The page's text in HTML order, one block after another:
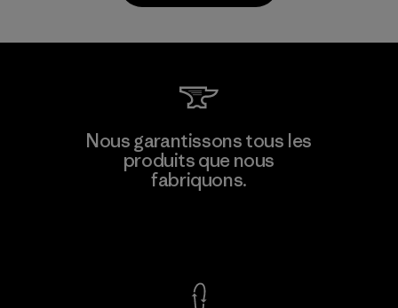
Li Peng Enterprise Co., Ltd.
Material-supplier
Nous garantissons tous les
produits que nous
fabriquons.